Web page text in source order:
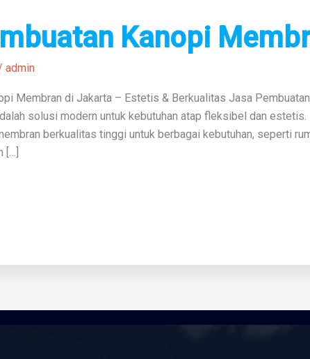
Kanopi
admin
Membran di Jakarta – Estetis & Berkualitas Jasa
solusi modern untuk kebutuhan atap fleksibel dan estetis.
berkualitas tinggi untuk berbagai kebutuhan, seperti
[…]